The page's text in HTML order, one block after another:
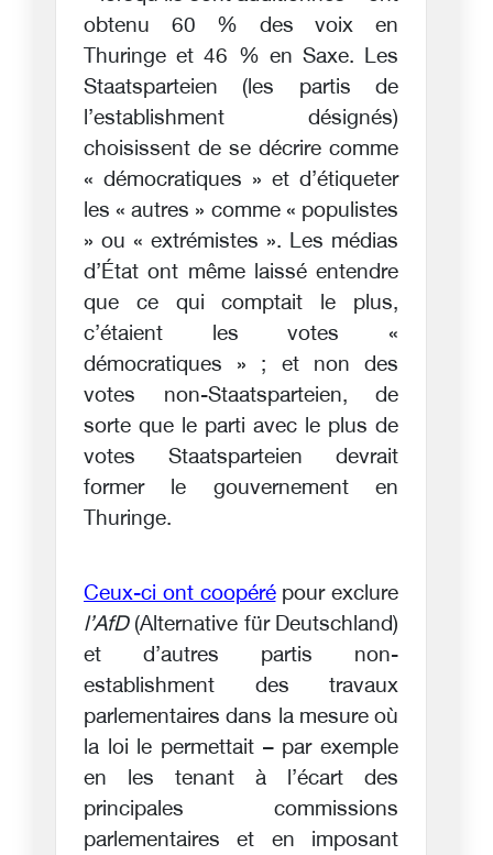
obtenu 60 % des voix en
Thuringe et 46 % en Saxe. Les
Staatsparteien (les partis de
l’establishment désignés)
choisissent de se décrire comme
« démocratiques » et d’étiqueter
les « autres » comme « populistes
» ou « extrémistes ». Les médias
d’État ont même laissé entendre
que ce qui comptait le plus,
c’étaient les votes «
démocratiques » ; et non des
votes non-Staatsparteien, de
sorte que le parti avec le plus de
votes Staatsparteien devrait
former le gouvernement en
Thuringe.
Ceux-ci ont coopérépour exclure
l’AfD(Alternative für Deutschland)
et d’autres partis non-
establishment des travaux
parlementaires dans la mesure où
la loi le permettait – par exemple
en les tenant à l’écart des
principales commissions
parlementaires et en imposant